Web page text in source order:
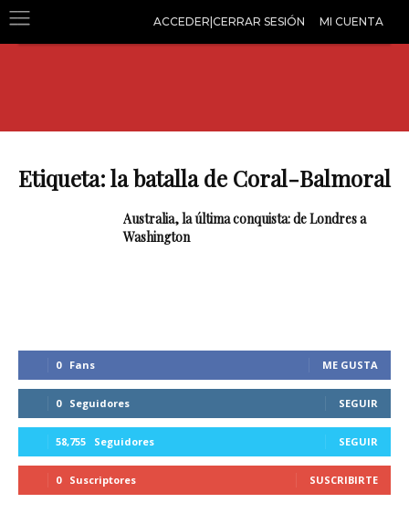
ACCEDER|CERRAR SESIÓN MI CUENTA
Etiqueta: la batalla de Coral-Balmoral
Australia, la última conquista: de Londres a
Washington
0 Fans ME GUSTA
0 Seguidores SEGUIR
58,755 Seguidores SEGUIR
0 Suscriptores SUSCRIBIRTE